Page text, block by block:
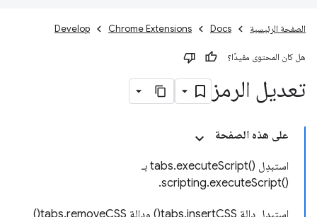
الصفحة الرئيسية Docs
Chrome Extensions
Develop
هل كان المحتوى مفيدًا؟
تعديل الرمز
على هذه الصفحة
استبدِل tabs.executeScript()‎ بـ
scripting.executeScript()‎.
استبدِل دالة tabs.insertCSS() ودالة tabs.removeCSS()